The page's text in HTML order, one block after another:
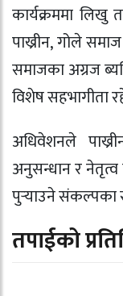
कार्यक्रममा लिखु
पाख्रीन, गोले
समाजका अग्रज
विशेष सहभागीता
अधिवेशनले
अनुसन्धान र नेतृत्व
पुर्‍याउने संकल्पका
तपाईको